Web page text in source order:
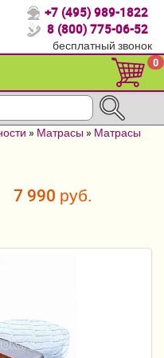
+7 (495) 989-1822
8 (800) 775-06-52
бесплатный звонок
0
» Матрасы » Матрасы
7 990 руб.